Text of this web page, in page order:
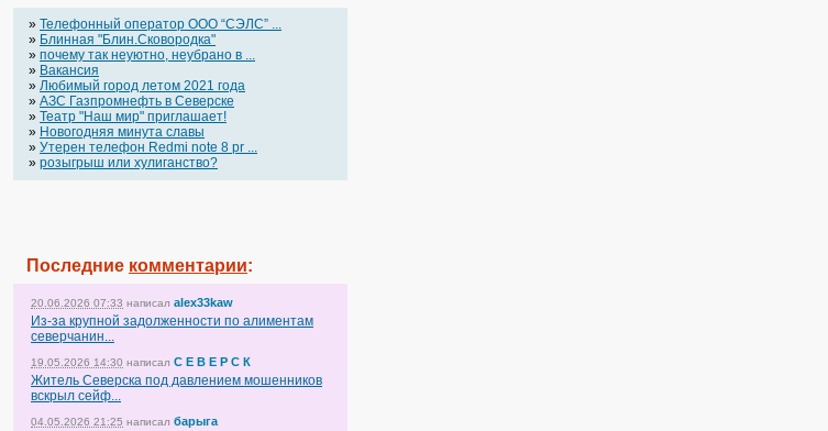
» Телефонный оператор OOO “СЭЛС” ...
» Блинная "Блин.Сковородка"
» почему так неуютно, неубрано в ...
» Вакансия
» Любимый город летом 2021 года
» АЗС Газпромнефть в Северске
» Театр "Наш мир" приглашает!
» Новогодняя минута славы
» Утерен телефон Redmi note 8 pr ...
» розыгрыш или хулиганство?
Последние комментарии:
20.06.2026 07:33 написал alex33kaw
Из-за крупной задолженности по алиментам
северчанин...
19.05.2026 14:30 написал С Е В Е Р С К
Житель Северска под давлением мошенников
вскрыл сейф...
04.05.2026 21:25 написал барыга